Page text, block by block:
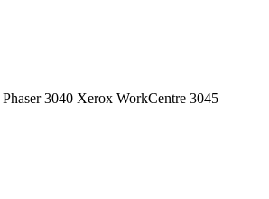
3040 Xerox WorkCentre 3045